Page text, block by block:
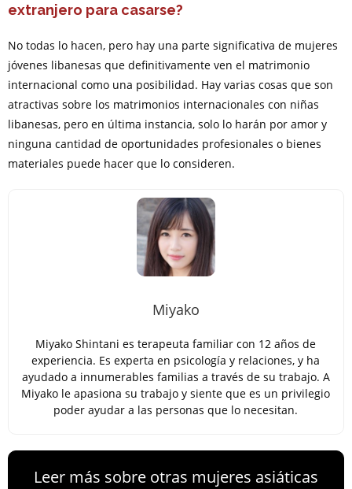
extranjero para casarse?
No todas lo hacen, pero hay una parte significativa de mujeres
jóvenes libanesas que definitivamente ven el matrimonio
internacional como una posibilidad. Hay varias cosas que son
atractivas sobre los matrimonios internacionales con niñas
libanesas, pero en última instancia, solo lo harán por amor y
ninguna cantidad de oportunidades profesionales o bienes
materiales puede hacer que lo consideren.
Miyako
Miyako Shintani es terapeuta familiar con 12 años de
experiencia. Es experta en psicología y relaciones, y ha
ayudado a innumerables familias a través de su trabajo. A
Miyako le apasiona su trabajo y siente que es un privilegio
poder ayudar a las personas que lo necesitan.
Leer más sobre otras mujeres asiáticas